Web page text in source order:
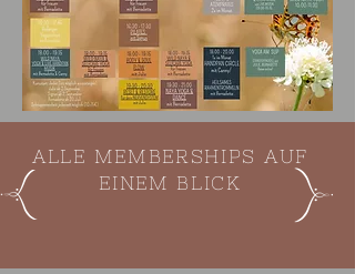
ALLE MEMBERSHIPS AUF
EINEM BLICK